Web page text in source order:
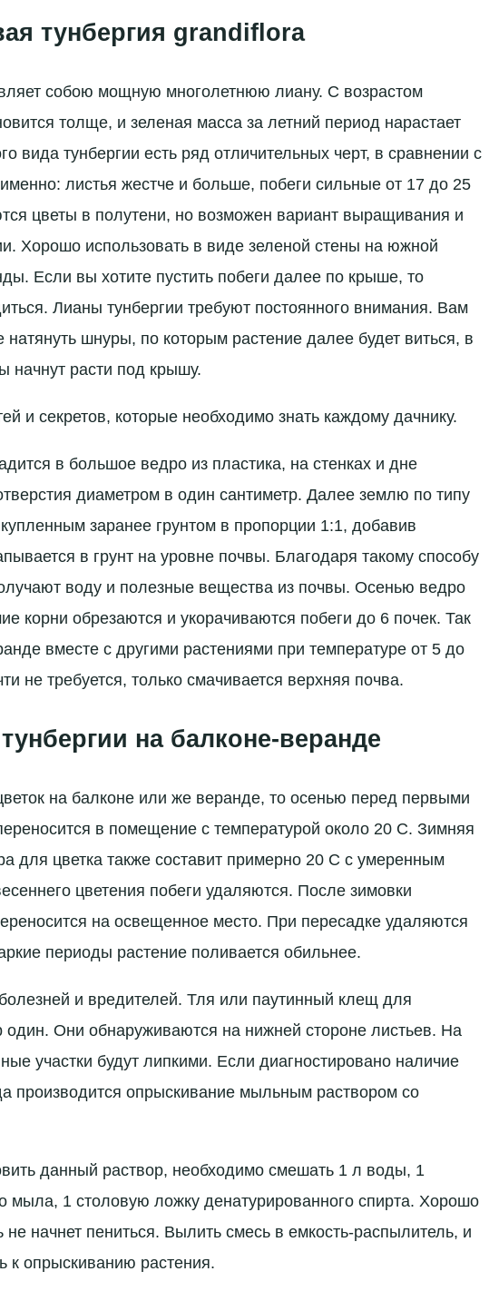
тунбергия grandiflora
собою мощную многолетнюю лиану. С возрастом
толще, и зеленая масса за летний период нарастает
вида тунбергии есть ряд отличительных черт, в сравнении с
листья жестче и больше, побеги сильные от 17 до 25
цветы в полутени, но возможен вариант выращивания и
Хорошо использовать в виде зеленой стены на южной
Если вы хотите пустить побеги далее по крыше, то
Лианы тунбергии требуют постоянного внимания. Вам
шнуры, по которым растение далее будет виться, в
начнут расти под крышу.
и секретов, которые необходимо знать каждому дачнику.
в большое ведро из пластика, на стенках и дне
диаметром в один сантиметр. Далее землю по типу
заранее грунтом в пропорции 1:1, добавив
в грунт на уровне почвы. Благодаря такому способу
воду и полезные вещества из почвы. Осенью ведро
корни обрезаются и укорачиваются побеги до 6 почек. Так
вместе с другими растениями при температуре от 5 до
не требуется, только смачивается верхняя почва.
на балконе-веранде
на балконе или же веранде, то осенью перед первыми
в помещение с температурой около 20 C. Зимняя
для цветка также составит примерно 20 C с умеренным
цветения побеги удаляются. После зимовки
на освещенное место. При пересадке удаляются
периоды растение поливается обильнее.
и вредителей. Тля или паутинный клещ для
один. Они обнаруживаются на нижней стороне листьев. На
участки будут липкими. Если диагностировано наличие
производится опрыскивание мыльным раствором со
данный раствор, необходимо смешать 1 л воды, 1
мыла, 1 столовую ложку денатурированного спирта. Хорошо
начнет пениться. Вылить смесь в емкость-распылитель, и
к опрыскиванию растения.